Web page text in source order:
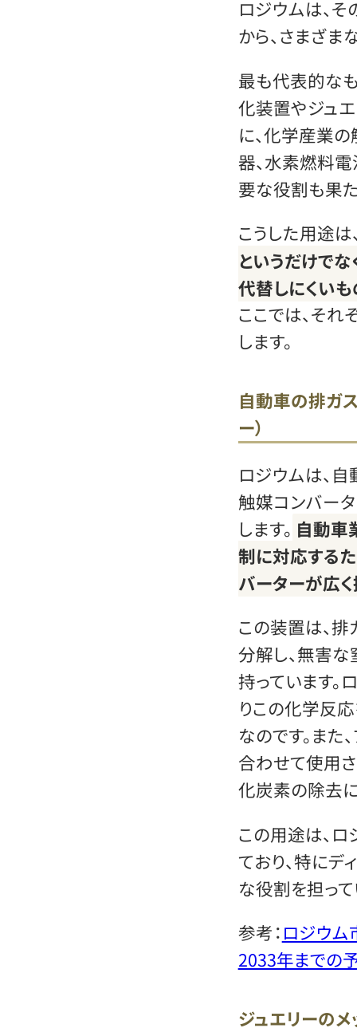
ロジウムは、
から、さまざま
最も代表的な
化装置やジュエ
に、化学産業
器、水素燃料
要な役割も果た
こうした用途は
というだけで
代替しにくいも
ここでは、そ
します。
自動車の排ガ
ー）
ロジウムは、
触媒コンバー
します。 自動車
制に対応する
バーターが広く
この装置は、排
分解し、無害
持っています。
りこの化学反
なのです。また
合わせて使用
化炭素の除去
この用途は、
ており、特にデ
な役割を担って
参考：ロジウム
2033年までの
ジュエリーのメ